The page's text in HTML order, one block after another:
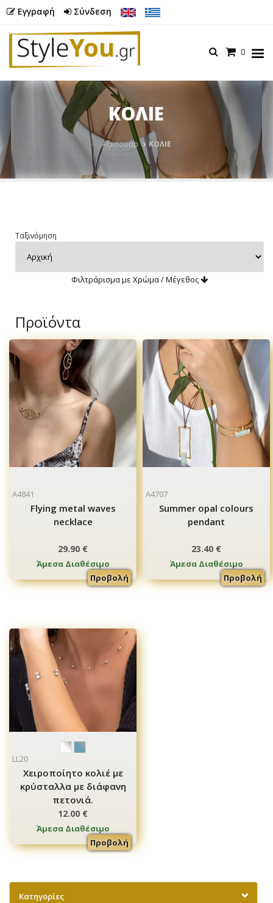
Εγγραφή Σύνδεση
Menu
0
ΚΟΛΙΕ
Αξεσουάρ ΚΟΛΙΕ
Ταξινόμηση
Φιλτράρισμα με Χρώμα / Μέγεθος
Προϊόντα
A4841
Flying metal waves
necklace
29.90 €
Άμεσα Διαθέσιμο
Προβολή
A4707
Summer opal colours
pendant
23.40 €
Άμεσα Διαθέσιμο
Προβολή
LL20
Χειροποίητο κολιέ με
κρύσταλλα με διάφανη
πετονιά.
12.00 €
Άμεσα Διαθέσιμο
Προβολή
Κατηγορίες